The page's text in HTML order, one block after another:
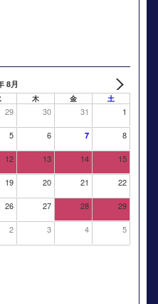
8月
木 金 土
29 30 31 1
5 6 7 8
12 13 14 15
19 20 21 22
26 27 28 29
2 3 4 5